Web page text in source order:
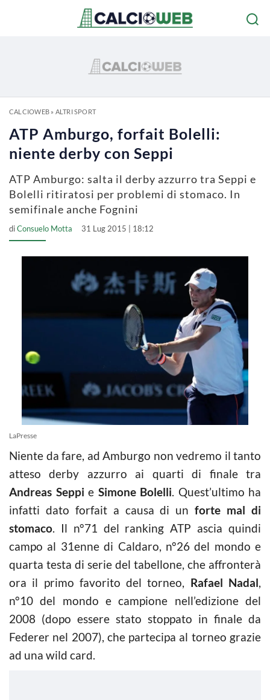
CALCIOWEB» ALTRI SPORT
ATP Amburgo, forfait Bolelli:
niente derby con Seppi
ATP Amburgo: salta il derby azzurro tra Seppi e
Bolelli ritiratosi per problemi di stomaco. In
semifinale anche Fognini
diConsuelo Motta 31 Lug 2015 | 18:12
LaPresse
Niente da fare, ad Amburgo non vedremo il tanto
atteso derby azzurro ai quarti di finale tra
Andreas Seppi e Simone Bolelli. Quest’ultimo ha
infatti dato forfait a causa di unforte mal di
stomaco. Il n°71 del ranking ATP ascia quindi
campo al 31enne di Caldaro, n°26 del mondo e
quarta testa di serie del tabellone, che affronterà
ora il primo favorito del torneo, Rafael Nadal,
n°10 del mondo e campione nell’edizione del
2008 (dopo essere stato stoppato in finale da
Federer nel 2007), che partecipa al torneo grazie
ad una wild card.